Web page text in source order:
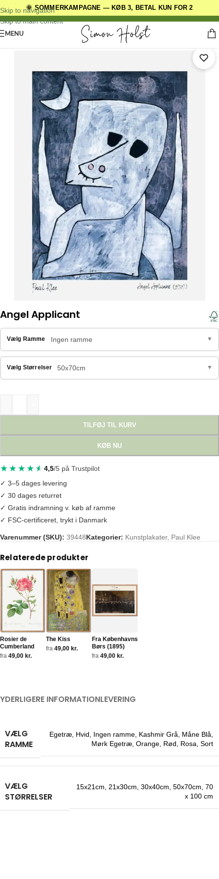
🌞 SOMMERKAMPAGNE — KØB 3, BETAL KUN FOR 2
Skip to navigation
Skip to main content
DANSKE ORIGINALE DESIGNS
MENU
Forside Paul Klee
Angel Applicant
Vælg Ramme Ingen ramme ▼
Vælg Størrelser 50x70cm ▼
TILFØJ TIL KURV
KØB NU
4,5/5 på Trustpilot
✓ 3–5 dages levering
✓ 30 dages returret
✓ Gratis indramning v. køb af ramme
✓ FSC-certificeret, trykt i Danmark
Varenummer (SKU): 39448Kategorier: Kunstplakater, Paul Klee
Tags: angel applicant, paul klee
Relaterede produkter
Rosier de
Cumberland
fra 49,00 kr.
The Kiss
fra 49,00 kr.
Fra Københavns
Børs (1895)
fra 49,00 kr.
YDERLIGERE INFORMATIONLEVERING
VÆLG
RAMME
Egetræ, Hvid, Ingen ramme, Kashmir Grå, Måne Blå,
Mørk Egetræ, Orange, Rød, Rosa, Sort
VÆLG
STØRRELSER
15x21cm, 21x30cm, 30x40cm, 50x70cm, 70
x 100 cm